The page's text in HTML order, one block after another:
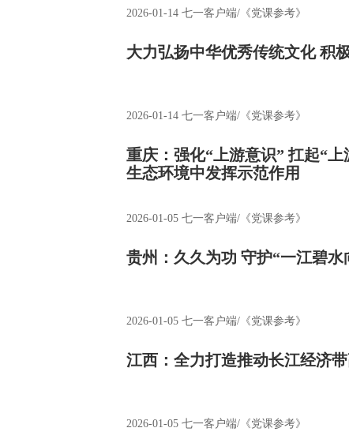
2026-01-14 七一客户端/《党课参考》
大力弘扬中华优秀传统文化 积
2026-01-14 七一客户端/《党课参考》
重庆：强化“上游意识” 扛起“
生态环境中发挥示范作用
2026-01-05 七一客户端/《党课参考》
贵州：久久为功 守护“一江碧水
2026-01-05 七一客户端/《党课参考》
江西：全力打造推动长江经济
2026-01-05 七一客户端/《党课参考》